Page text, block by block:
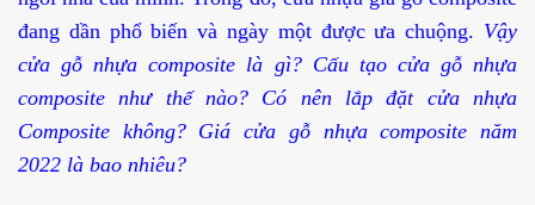
đang dần phổ biến và ngày một được ưa chuộng. Vậy
cửa gỗ nhựa composite là gì? Cấu tạo cửa gỗ nhựa
composite như thế nào? Có nên lắp đặt cửa nhựa
Composite không? Giá cửa gỗ nhựa composite năm
2022 là bao nhiêu?